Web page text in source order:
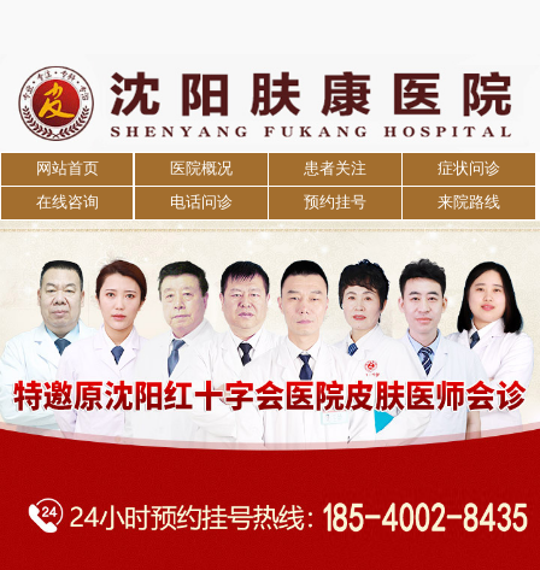
网站首页 医院概况 患者关注 症状问诊
在线咨询 电话问诊 预约挂号 来院路线